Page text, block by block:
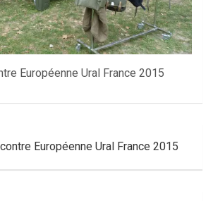
Européenne Ural France 2015
Européenne Ural France 2015